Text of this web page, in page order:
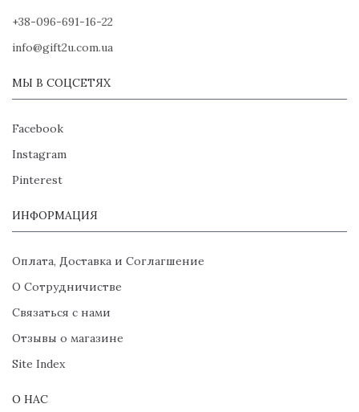
+38-096-691-16-22
info@gift2u.com.ua
МЫ В СОЦСЕТЯХ
Facebook
Instagram
Pinterest
ИНФОРМАЦИЯ
Оплата, Доставка и Соглагшение
О Сотрудничистве
Связаться с нами
Отзывы о магазине
Site Index
О НАС